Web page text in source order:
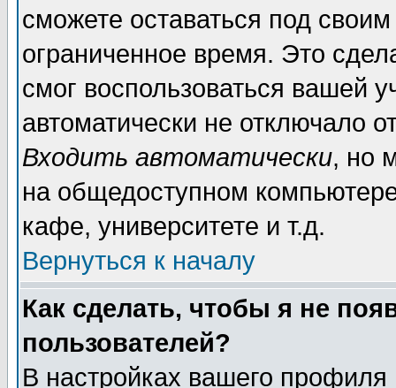
сможете оставаться под
ограниченное время. Это
смог воспользоваться вашей
автоматически не отключало
Входить автоматически, но
на общедоступном
кафе, университете и т.д.
Вернуться к началу
Как сделать, чтобы я не
пользователей?
В настройках вашего